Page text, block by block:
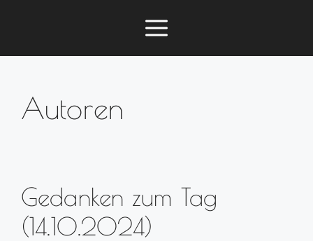
springen
Menü
Autoren
Gedanken zum Tag
(14.10.2024)